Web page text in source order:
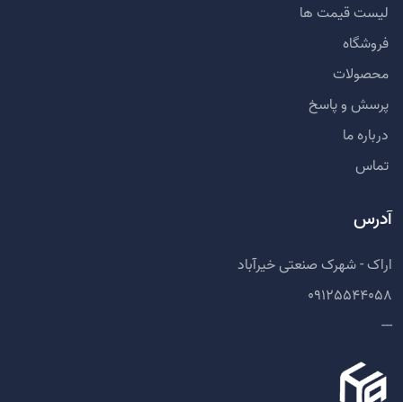
لیست قیمت ها
فروشگاه
محصولات
پرسش و پاسخ
درباره ما
تماس
آدرس
اراک - شهرک صنعتی خیرآباد
09125544058
---